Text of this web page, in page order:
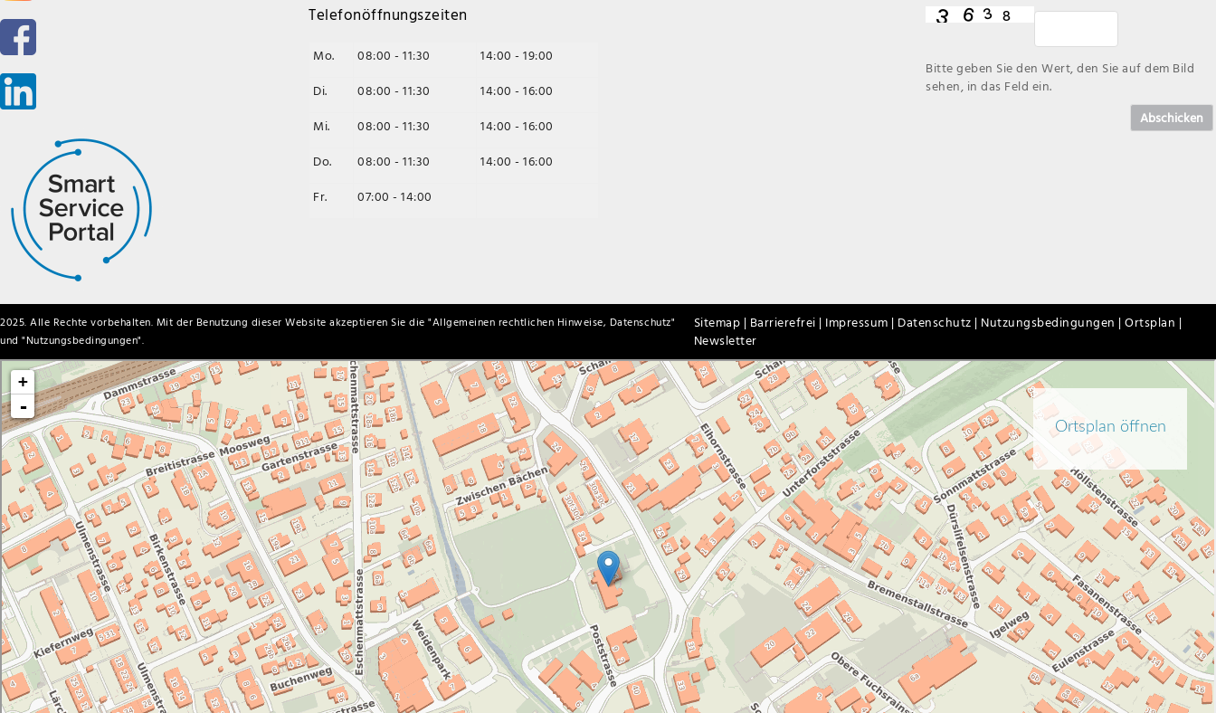
Telefonöffnungszeiten
Mo. 08:00 - 11:30
14:00 - 19:00
Di.
08:00 - 11:30
14:00 - 16:00
Mi.
08:00 - 11:30
14:00 - 16:00
Do.
08:00 - 11:30
14:00 - 16:00
Fr.
07:00 - 14:00
Bitte geben Sie den Wert, den Sie auf dem Bild
sehen, in das Feld ein.
Abschicken
2025. Alle Rechte vorbehalten. Mit der Benutzung dieser Website akzeptieren Sie die "Allgemeinen rechtlichen Hinweise, Datenschutz"
und "Nutzungsbedingungen".
Sitemap | Barrierefrei | Impressum | Datenschutz | Nutzungsbedingungen |Ortsplan |
Newsletter